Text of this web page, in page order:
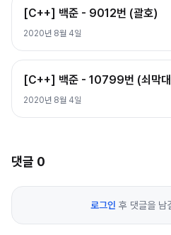
[C++] 백준 - 9012번 (괄호)
2020년 8월 4일
[C++] 백준 - 10799번 (쇠막
2020년 8월 4일
댓글 0
로그인 후 댓글을 남